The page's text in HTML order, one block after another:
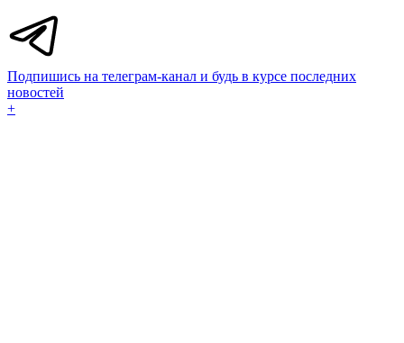
Подпишись на телеграм-канал и будь в курсе последних
новостей
+